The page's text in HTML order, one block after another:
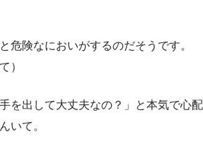
危険なにおいがするのだそうです。
）
を出して大丈夫なの？」と本気で心配
いて。